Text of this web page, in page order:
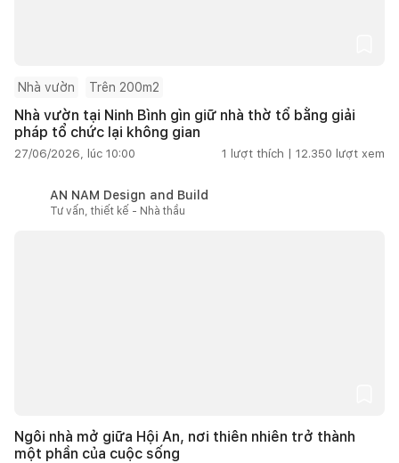
Nhà vườn Trên 200m2
Nhà vườn tại Ninh Bình gìn giữ nhà thờ tổ bằng giải
pháp tổ chức lại không gian
27/06/2026, lúc 10:00 1 lượt thích | 12.350 lượt xem
AN NAM Design and Build
Tư vấn, thiết kế - Nhà thầu
Ngôi nhà mở giữa Hội An, nơi thiên nhiên trở thành
một phần của cuộc sống